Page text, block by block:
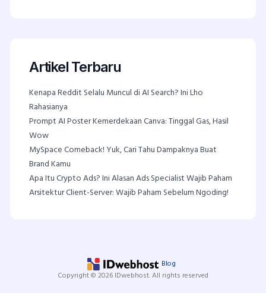
Artikel Terbaru
Kenapa Reddit Selalu Muncul di AI Search? Ini Lho
Rahasianya
Prompt AI Poster Kemerdekaan Canva: Tinggal Gas, Hasil
Wow
MySpace Comeback! Yuk, Cari Tahu Dampaknya Buat
Brand Kamu
Apa Itu Crypto Ads? Ini Alasan Ads Specialist Wajib Paham
Arsitektur Client-Server: Wajib Paham Sebelum Ngoding!
Blog
Copyright © 2026 IDwebhost. All rights reserved